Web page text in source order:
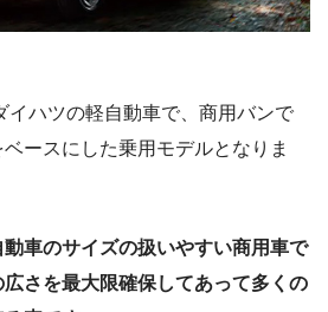
イハツの軽自動車で、商用バンで
ースにした乗用モデルとなりま
車のサイズの扱いやすい商用車で
さを最大限確保してあって多くの